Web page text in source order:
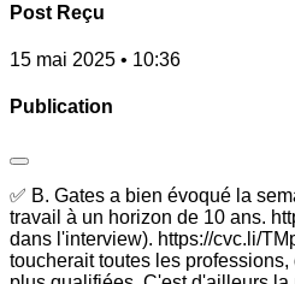
Post Reçu
15 mai 2025 • 10:36
Publication
✅ B. Gates a bien évoqué la
travail à un horizon de 10 ans.
dans l'interview). https://cvc.li/
toucherait toutes les